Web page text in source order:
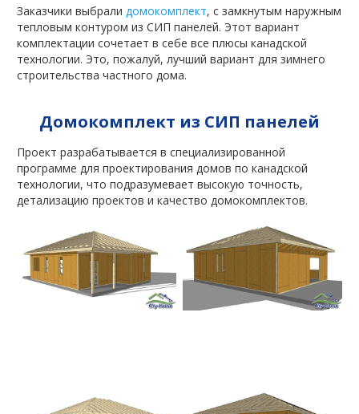
Заказчики выбрали домокомплект, с замкнутым наружным
тепловым контуром из СИП панелей. Этот вариант
комплектации сочетает в себе все плюсы канадской
технологии. Это, пожалуй, лучший вариант для зимнего
строительства частного дома.
Домокомплект из СИП панелей
Проект разрабатывается в специализированной
программе для проектирования домов по канадской
технологии, что подразумевает высокую точность,
детализацию проектов и качество домокомплектов.